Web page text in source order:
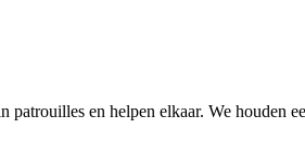
en helpen elkaar. We houden